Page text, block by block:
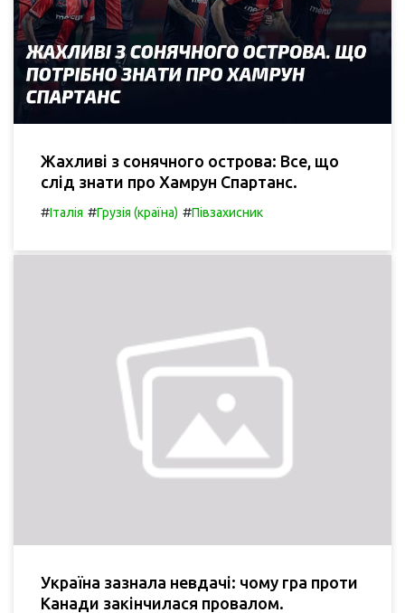
Жахливі з сонячного острова: Все, що
слід знати про Хамрун Спартанс.
#Італія #Грузія (країна) #Півзахисник
Україна зазнала невдачі: чому гра проти
Канади закінчилася провалом.